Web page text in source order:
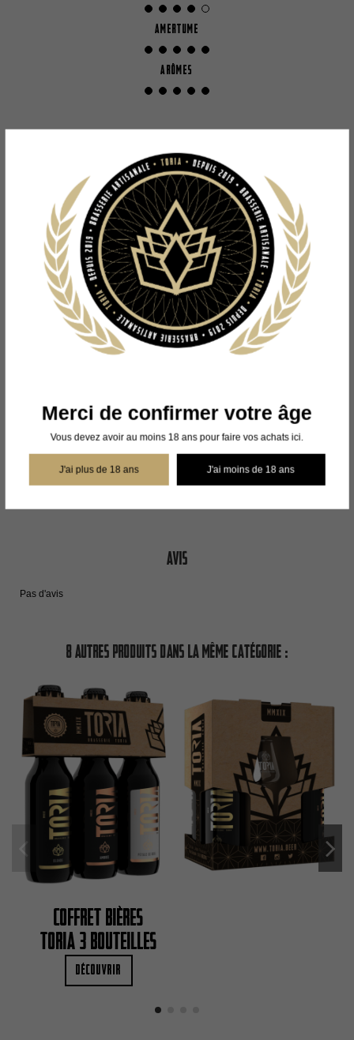
Merci de confirmer votre âge
Vous devez avoir au moins 18 ans pour faire vos achats ici.
J'ai plus de 18 ans J'ai moins de 18 ans
AMERTUME
ARÔMES
Description
Bière de type Indian Pale Ale Bio.
Fortement houblonnée, le houblon y est infusé à froid pour en extraire tous
les arômes, on y retrouvera des notes de fruits tropicaux et agrumes. Le
tout sublimé par une belle amertume.
Ingrédients :
EAU, MALT D’ORGE*, MALT DE BLÉ*, SUCRE*, HOUBLON*, LEVURE.
Bouteille de 33 CL
Détails du produit
Avis
Pas d'avis
8 autres produits dans la même catégorie :
Coffret Bières
Toria 3 bouteilles
Découvrir